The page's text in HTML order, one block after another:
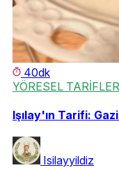
40dk
YÖRESEL TARİFLER
Işılay'ın Tarifi:
Isilayyildiz